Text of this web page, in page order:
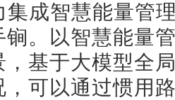
集成智慧能量管
。以智慧能量
基于大模型全
可以通过惯用